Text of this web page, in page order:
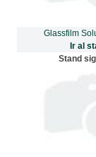
Glassfilm
Ir al
Stand